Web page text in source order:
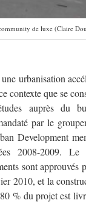
de luxe (Claire
urbanisation
contexte que se
auprès du
par le
Development
2008-2009. Le
sont approuvés
2010, et la
% du projet est